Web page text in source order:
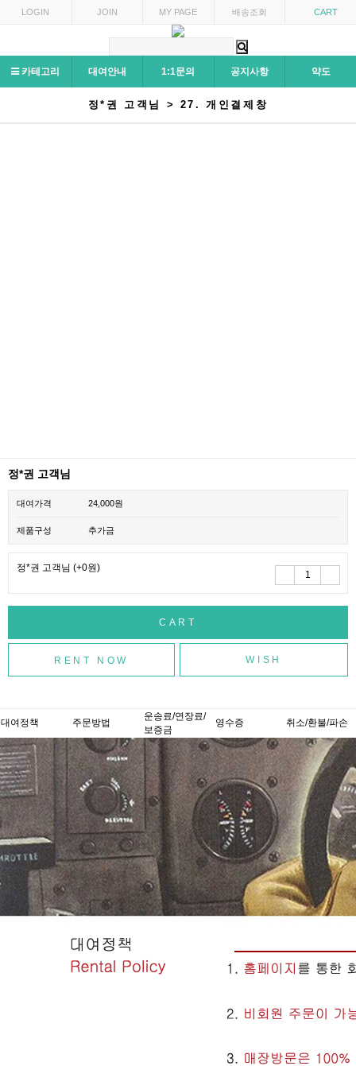
LOGIN JOIN MY PAGE 배송조회 CART
카테고리 대여안내 1:1문의 공지사항 약도
정*권 고객님 > 27. 개인결제창
정*권 고객님
대여가격 24,000원
제품구성 추가금
정*권 고객님 (+0원)
WISH
대여정책 주문방법
운송료/연장료/
보증금
영수증 취소/환불/파손